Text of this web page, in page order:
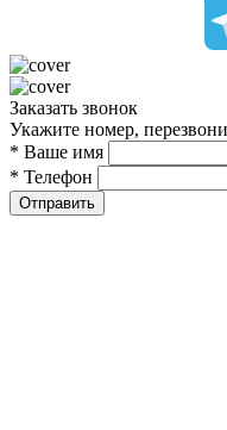
Заказать звонок
Укажите номер,
* Ваше имя
* Телефон
Отправить